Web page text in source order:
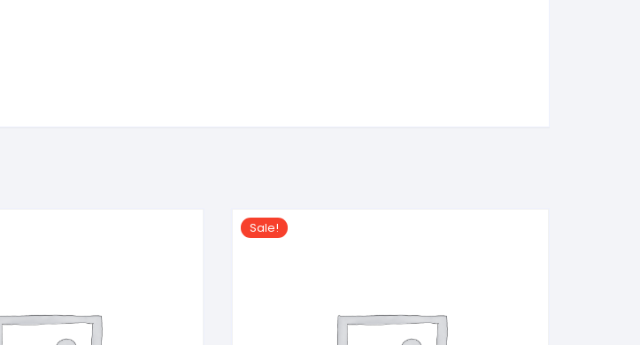
Sale!